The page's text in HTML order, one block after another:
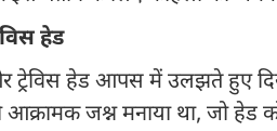
हेड
हेड आपस में उलझते हुए
जश्न मनाया था, जो हेड